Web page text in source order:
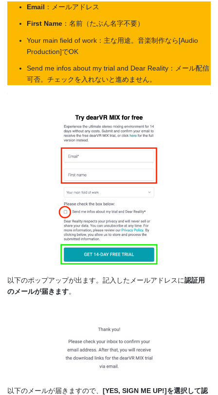
Email ：メールアドレス
First Name ：名前（たぶん名字不要）
Your main field of work：主な用途。音楽制作なら[Audio
Production]でOK
Send me infos about my trial and Dear Reality：メール配信
可否。チェックを入れないと進めません。
以下のポップアップが出ます。記入したメールアドレスに認証用
のメールが届きます。
以下のメールが届きますので、 [YES, SIGN ME UP!]を選択して認